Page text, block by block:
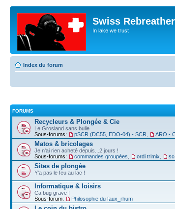
Swiss Rebreather
In lake we trust
Index du forum
FORUMS
Recycleurs & Plongée & Cie
Le Grosland sans bulle
Sous-forums:
pSCR (DC55, EDO-04) - SCR ARO -
Matos & bricolages
Je n'ai rien acheté depuis...2 jours !
Sous-forums:
commandes groupées ordi trimix
Sites de plongée
Y'a pas le feu au lac !
Informatique & loisirs
Ca bug grave !
Sous-forum:
Philosophie du faux_rhum